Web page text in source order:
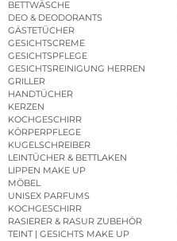
BETTWÄSCHE
DEO & DEODORANTS
GÄSTETÜCHER
GESICHTSCREME
GESICHTSPFLEGE
GESICHTSREINIGUNG HERREN
GRILLER
HANDTÜCHER
KERZEN
KOCHGESCHIRR
KÖRPERPFLEGE
KUGELSCHREIBER
LEINTÜCHER & BETTLAKEN
LIPPEN MAKE UP
MÖBEL
UNISEX PARFUMS
KOCHGESCHIRR
RASIERER & RASUR ZUBEHÖR
TEINT | GESICHTS MAKE UP